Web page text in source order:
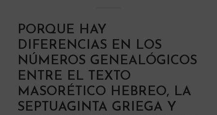
PORQUE HAY
DIFERENCIAS EN LOS
NÚMEROS GENEALÓGICOS
ENTRE EL TEXTO
MASORÉTICO HEBREO, LA
SEPTUAGINTA GRIEGA Y